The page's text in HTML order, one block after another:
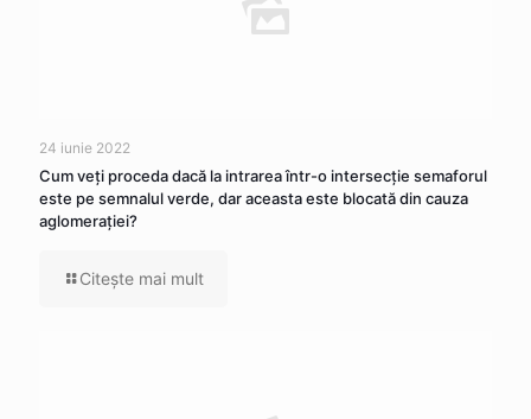
24 iunie 2022
Cum veţi proceda dacă la intrarea într-o intersecţie semaforul
este pe semnalul verde, dar aceasta este blocată din cauza
aglomeraţiei?
Citeşte mai mult